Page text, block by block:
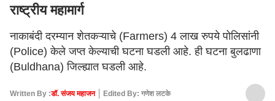
राष्ट्रीय महामार्ग
नाकाबंदी दरम्यान शेतकऱ्याचे (Farmers) 4 लाख रुपये पोलिसांनी
(Police) केले जप्त केल्याची घटना घडली आहे. ही घटना बुलढाणा
(Buldhana) जिल्ह्यात घडली आहे.
Written By :डॉ. संजय महाजन
Edited By: गणेश लटके